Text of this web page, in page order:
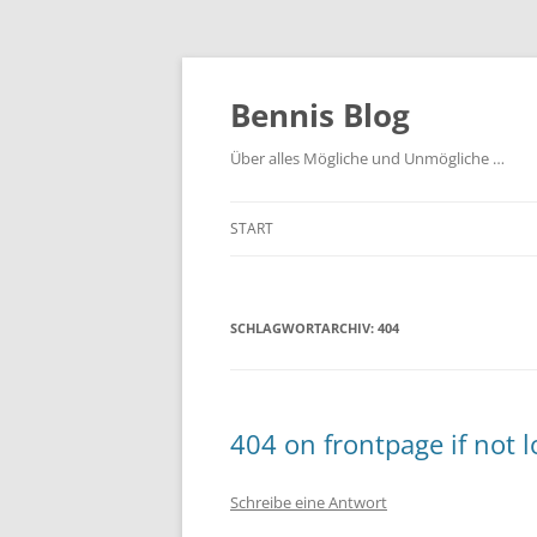
Zum
Bennis Blog
Über alles Mögliche und Unmögliche …
START
SCHLAGWORTARCHIV: 404
404 on frontpage if not
Schreibe eine Antwort